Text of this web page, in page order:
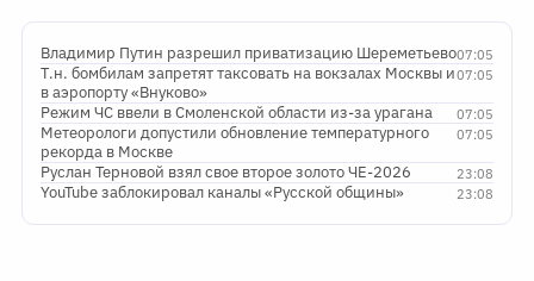
07:05
Владимир Путин разрешил приватизацию Шереметьево
07:05
Т.н. бомбилам запретят таксовать на вокзалах Москвы и
в аэропорту «Внуково»
07:05
Режим ЧС ввели в Смоленской области из-за урагана
07:05
Метеорологи допустили обновление температурного
рекорда в Москве
23:08
Руслан Терновой взял свое второе золото ЧЕ-2026
23:08
YouTube заблокировал каналы «Русской общины»